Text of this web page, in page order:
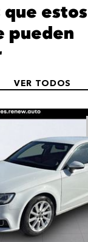
que estos
pueden
VER TODOS